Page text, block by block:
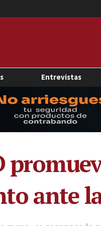
Entrevistas
ante